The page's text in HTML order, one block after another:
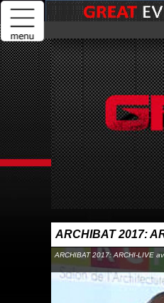
ARCHIBAT 2017:
ARCHIBAT 2017: ARCHI-LIVE